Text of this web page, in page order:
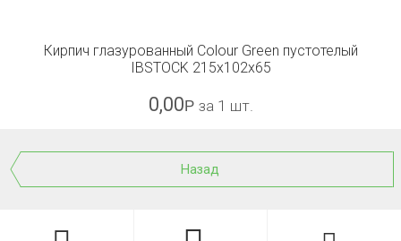
Кирпич глазурованный Colour Green пустотелый
IBSTOCK 215x102x65
0,00Р за 1 шт.
Назад